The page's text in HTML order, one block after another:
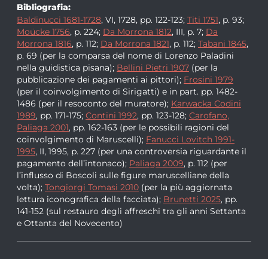
Bibliografia:
Baldinucci 1681-1728, VI, 1728, pp. 122-123; Titi 1751, p. 93;
Moücke 1756, p. 224; Da Morrona 1812, III, p. 7; Da
Morrona 1816, p. 112; Da Morrona 1821, p. 112; Tabani 1845,
p. 69 (per la comparsa del nome di Lorenzo Paladini
nella guidistica pisana); Bellini Pietri 1907 (per la
pubblicazione dei pagamenti ai pittori); Frosini 1979
(per il coinvolgimento di Sirigatti) e in part. pp. 1482-
1486 (per il resoconto del muratore); Karwacka Codini
1989, pp. 171-175; Contini 1992, pp. 123-128; Carofano,
Paliaga 2001, pp. 162-163 (per le possibili ragioni del
coinvolgimento di Maruscelli); Fanucci Lovitch 1991-
1995, II, 1995, p. 227 (per una controversia riguardante il
pagamento dell’intonaco); Paliaga 2009, p. 112 (per
l’influsso di Boscoli sulle figure maruscelliane della
volta); Tongiorgi Tomasi 2010 (per la più aggiornata
lettura iconografica della facciata); Brunetti 2025, pp.
141-152 (sul restauro degli affreschi tra gli anni Settanta
e Ottanta del Novecento)